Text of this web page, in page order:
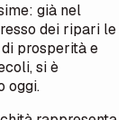
già nel
dei ripari le
prosperità e
si è
oggi.